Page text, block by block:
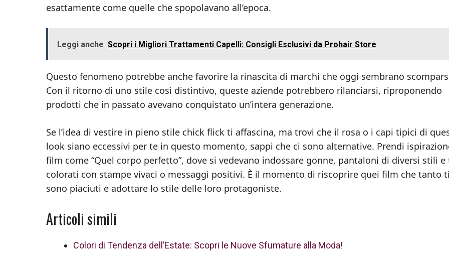
esattamente come quelle che spopolavano all’epoca.
Leggi anche Scopri i Migliori Trattamenti Capelli: Consigli Esclusivi da Prohair Store
Questo fenomeno potrebbe anche favorire la rinascita di marchi che oggi sembrano
Con il ritorno di uno stile così distintivo, queste aziende potrebbero rilanciarsi, riproponendo
prodotti che in passato avevano conquistato un’intera generazione.
Se l’idea di vestire in pieno stile chick flick ti affascina, ma trovi che il rosa o i capi tipici di
look siano eccessivi per te in questo momento, sappi che ci sono alternative. Prendi
film come “Quel corpo perfetto”, dove si vedevano indossare gonne, pantaloni di diversi stili e
colorati con stampe vivaci o messaggi positivi. È il momento di riscoprire quei film che tanto ti
sono piaciuti e adottare lo stile delle loro protagoniste.
Articoli simili
Colori di Tendenza dell’Estate: Scopri le Nuove Sfumature alla Moda!